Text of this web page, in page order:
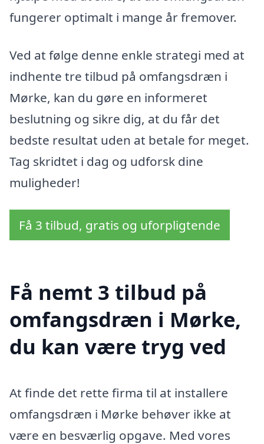
fungerer optimalt i mange år fremover.
Ved at følge denne enkle strategi med at
indhente tre tilbud på omfangsdræn i
Mørke, kan du gøre en informeret
beslutning og sikre dig, at du får det
bedste resultat uden at betale for meget.
Tag skridtet i dag og udforsk dine
muligheder!
Få 3 tilbud, gratis og uforpligtende
Få nemt 3 tilbud på
omfangsdræn i Mørke,
du kan være tryg ved
At finde det rette firma til at installere
omfangsdræn i Mørke behøver ikke at
være en besværlig opgave. Med vores